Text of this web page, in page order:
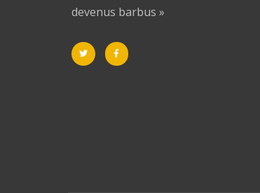
devenus barbus »